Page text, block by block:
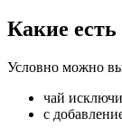
Какие
Условно можно
чай
с